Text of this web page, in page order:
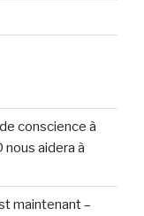
conscience à
nous aidera à
maintenant –